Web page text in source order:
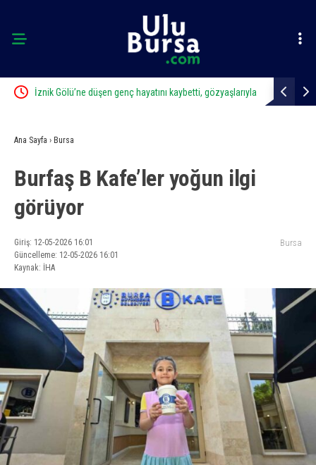
İznik Gölü’ne düşen genç hayatını kaybetti, gözyaşlarıyla Uludağ’da
Ana Sayfa › Bursa
Burfaş B Kafe’ler yoğun ilgi
görüyor
Giriş: 12-05-2026 16:01
Güncelleme: 12-05-2026 16:01
Kaynak: İHA
Bursa